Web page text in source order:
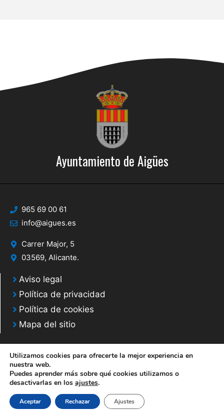
Ayuntamiento de Aigües
965 69 00 61
info@aigues.es
Carrer Major, 5
03569, Alicante.
Aviso legal
Política de privacidad
Política de cookies
Mapa del sitio
© 2020 Web desarrollada por el Servicio de Informática de Diputación de
Utilizamos cookies para ofrecerte la mejor experiencia en
nuestra web.
Puedes aprender más sobre qué cookies utilizamos o
desactivarlas en los ajustes.
Aceptar Rechazar Ajustes